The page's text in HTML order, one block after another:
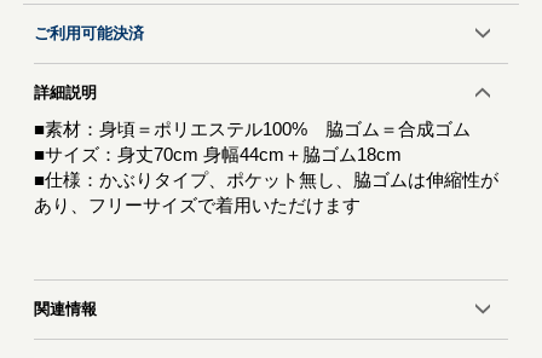
ご利用可能決済
詳細説明
■素材：身頃＝ポリエステル100% 脇ゴム＝合成ゴム
■サイズ：身丈70cm 身幅44cm＋脇ゴム18cm
■仕様：かぶりタイプ、ポケット無し、脇ゴムは伸縮性が
あり、フリーサイズで着用いただけます
関連情報